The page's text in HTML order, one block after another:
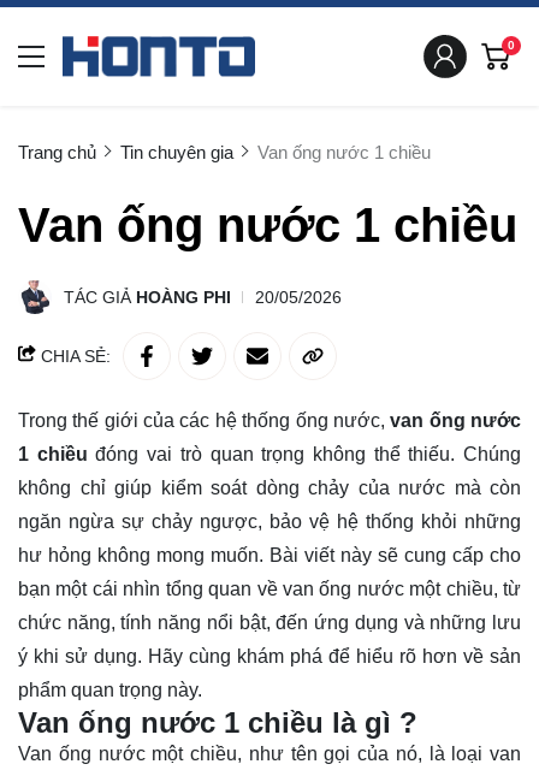
0
Trang chủ Tin chuyên gia Van ống nước 1 chiều
Van ống nước 1 chiều
TÁC GIẢ HOÀNG PHI 20/05/2026
CHIA SẺ:
Trong thế giới của các hệ thống ống nước,van ống nước
1 chiều đóng vai trò quan trọng không thể thiếu. Chúng
không chỉ giúp kiểm soát dòng chảy của nước mà còn
ngăn ngừa sự chảy ngược, bảo vệ hệ thống khỏi những
hư hỏng không mong muốn. Bài viết này sẽ cung cấp cho
bạn một cái nhìn tổng quan về van ống nước một chiều, từ
chức năng, tính năng nổi bật, đến ứng dụng và những lưu
ý khi sử dụng. Hãy cùng khám phá để hiểu rõ hơn về sản
phẩm quan trọng này.
Van ống nước 1 chiều là gì ?
Van ống nước một chiều, như tên gọi của nó, là loại van